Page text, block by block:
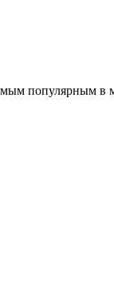
популярным в